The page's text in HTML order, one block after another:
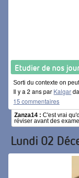
Etudier de nos
Sorti du contexte on
Il y a 2 ans par Kalgar
15 commentaires
Zanza14 : C'est vrai
réviser avant des
Lundi 02